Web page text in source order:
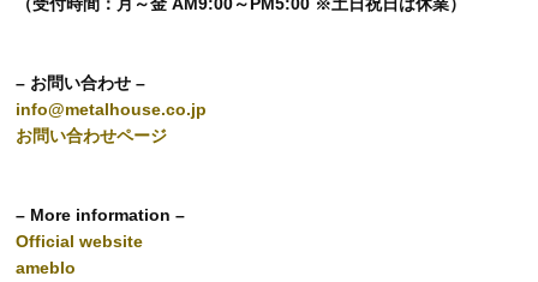
（受付時間：月～金 AM9:00～PM5:00 ※土日祝日は休業）
– お問い合わせ –
info@metalhouse.co.jp
お問い合わせページ
– More information –
Official website
ameblo